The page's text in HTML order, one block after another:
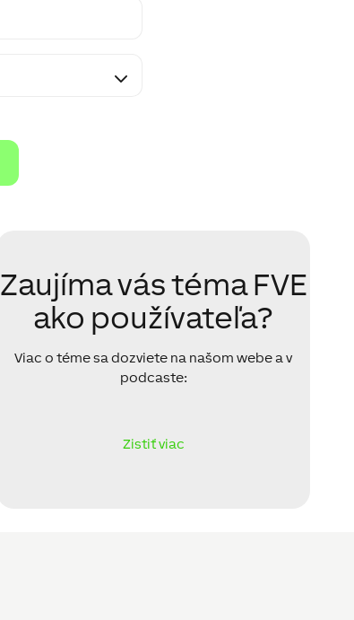
Zaujíma vás téma FVE
ako používateľa?
Viac o téme sa dozviete na našom webe a v
podcaste:
Zistiť viac